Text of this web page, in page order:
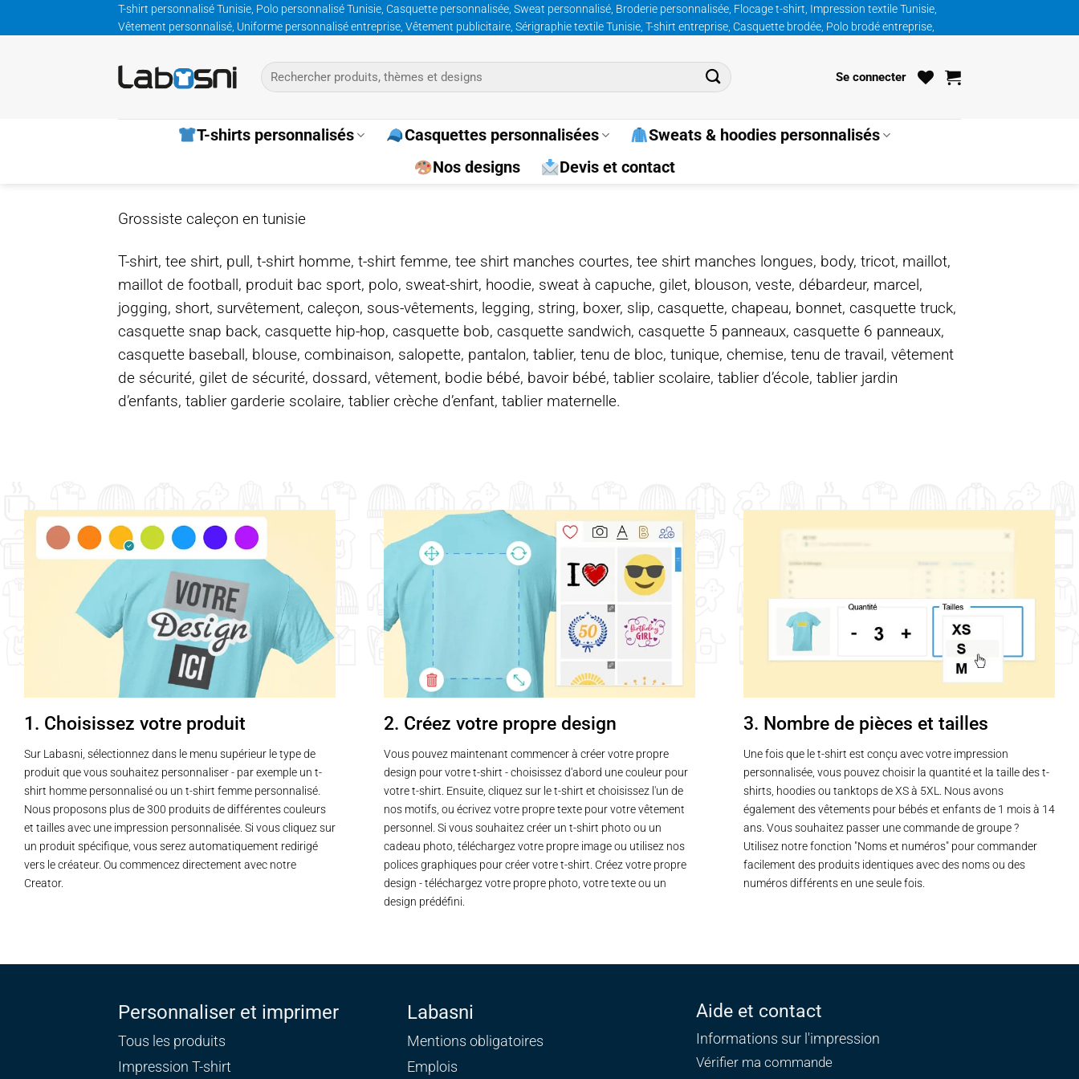
au
T-shirt personnalisé Tunisie, Polo personnalisé Tunisie, Casquette personnalisée, Sweat personnalisé, Broderie personnalisée, Flocage t-shirt, Impression textile Tunisie,
Vêtement personnalisé, Uniforme personnalisé entreprise, Vêtement publicitaire, Sérigraphie textile Tunisie, T-shirt entreprise, Casquette brodée, Polo brodé entreprise,
Recherche
pour :
Se connecter
T-shirts personnalisés Casquettes personnalisées
Sweats & hoodies personnalisés
Nos designs
Devis et contact
Grossiste caleçon en tunisie
T-shirt, tee shirt, pull, t-shirt homme, t-shirt femme, tee shirt manches courtes, tee shirt manches longues, body, tricot, maillot,
maillot de football, produit bac sport, polo, sweat-shirt, hoodie, sweat à capuche, gilet, blouson, veste, débardeur, marcel,
jogging, short, survêtement, caleçon, sous-vêtements, legging, string, boxer, slip, casquette, chapeau, bonnet, casquette truck,
casquette snap back, casquette hip-hop, casquette bob, casquette sandwich, casquette 5 panneaux, casquette 6 panneaux,
casquette baseball, blouse, combinaison, salopette, pantalon, tablier, tenu de bloc, tunique, chemise, tenu de travail, vêtement
de sécurité, gilet de sécurité, dossard, vêtement, bodie bébé, bavoir bébé, tablier scolaire, tablier d’école, tablier jardin
d’enfants, tablier garderie scolaire, tablier crèche d’enfant, tablier maternelle.
1. Choisissez votre produit
Sur Labasni, sélectionnez dans le menu supérieur le type de
produit que vous souhaitez personnaliser - par exemple un t-
shirt homme personnalisé ou un t-shirt femme personnalisé.
Nous proposons plus de 300 produits de différentes couleurs
et tailles avec une impression personnalisée. Si vous cliquez sur
un produit spécifique, vous serez automatiquement redirigé
vers le créateur. Ou commencez directement avec notre
Creator.
2. Créez votre propre design
Vous pouvez maintenant commencer à créer votre propre
design pour votre t-shirt - choisissez d'abord une couleur pour
votre t-shirt. Ensuite, cliquez sur le t-shirt et choisissez l'un de
nos motifs, ou écrivez votre propre texte pour votre vêtement
personnel. Si vous souhaitez créer un t-shirt photo ou un
cadeau photo, téléchargez votre propre image ou utilisez nos
polices graphiques pour créer votre t-shirt. Créez votre propre
design - téléchargez votre propre photo, votre texte ou un
design prédéfini.
3. Nombre de pièces et tailles
Une fois que le t-shirt est conçu avec votre impression
personnalisée, vous pouvez choisir la quantité et la taille des t-
shirts, hoodies ou tanktops de XS à 5XL. Nous avons
également des vêtements pour bébés et enfants de 1 mois à 14
ans. Vous souhaitez passer une commande de groupe ?
Utilisez notre fonction "Noms et numéros" pour commander
facilement des produits identiques avec des noms ou des
numéros différents en une seule fois.
Personnaliser et imprimer
Tous les produits
Impression T-shirt
Labasni
Mentions obligatoires
Emplois
Aide et contact
Informations sur l'impression
Vérifier ma commande